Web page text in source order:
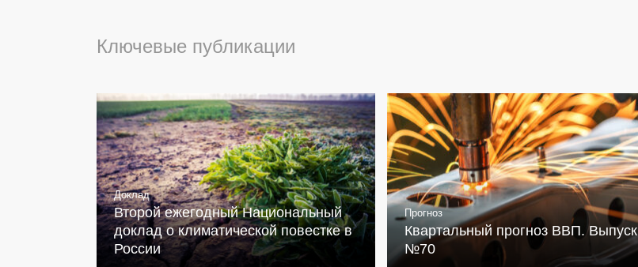
Ключевые публикации
Доклад
Второй ежегодный Национальный
доклад о климатической повестке в
России
Прогноз
Квартальный прогноз ВВП. Выпуск
№70